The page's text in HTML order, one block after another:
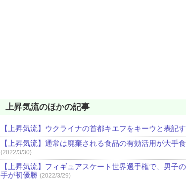
上昇気流のほかの記事
【上昇気流】ウクライナの首都キエフをキーウと表記
【上昇気流】通常は廃棄される食品の有効活用が大手
(2022/3/30)
【上昇気流】フィギュアスケート世界選手権で、男子
手が初優勝 (2022/3/29)